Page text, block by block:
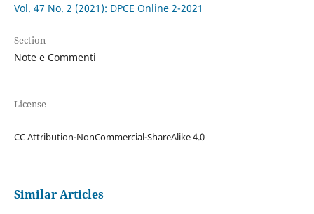
Vol. 47 No. 2 (2021): DPCE Online 2-2021
Section
Note e Commenti
License
CC Attribution-NonCommercial-ShareAlike 4.0
Similar Articles